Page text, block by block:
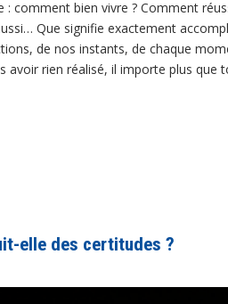
: comment bien vivre ? Comment
Que signifie exactement
de nos instants, de chaque
avoir rien réalisé, il importe plus que
elle des certitudes ?